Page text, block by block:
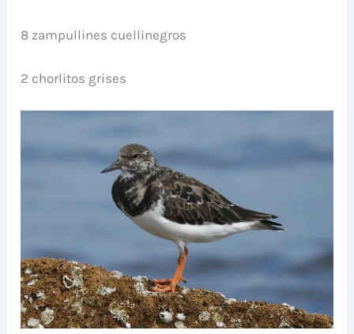
8 zampullines cuellinegros
2 chorlitos grises